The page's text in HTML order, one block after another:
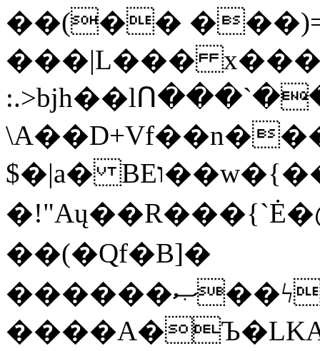
��(��
���|L���
$�|a� BEו��w�{���;���q�X��d%�������W� hU�(�1�Ū}9�S�F<��i�L3�;�
��(�Qf�B]�
������ޞ��ϟak��r��_39$�8�p���7�2�yIZ�R��x��/